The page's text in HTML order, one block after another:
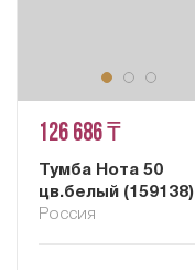
126 686 ₸
Тумба Нота 50
цв.белый (159138)
Россия